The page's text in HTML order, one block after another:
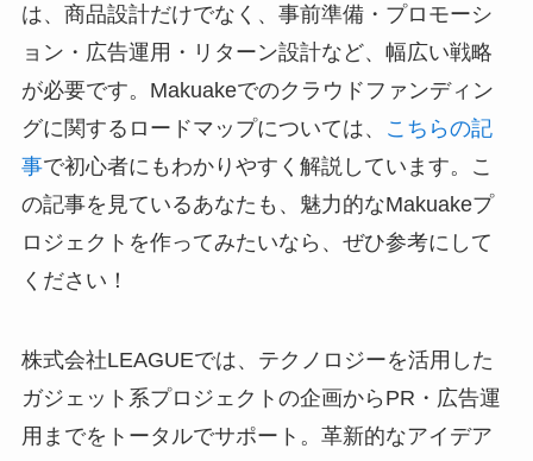
は、商品設計だけでなく、事前準備・プロモーシ
ョン・広告運用・リターン設計など、幅広い戦略
が必要です。Makuakeでのクラウドファンディン
グに関するロードマップについては、
こちらの記
事で初心者にもわかりやすく解説しています。こ
の記事を見ているあなたも、魅力的なMakuakeプ
ロジェクトを作ってみたいなら、ぜひ参考にして
ください！
株式会社LEAGUEでは、テクノロジーを活用した
ガジェット系プロジェクトの企画からPR・広告運
用までをトータルでサポート。革新的なアイデア